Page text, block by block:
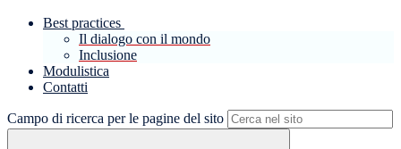
Best practices
Il dialogo con il mondo
Inclusione
Modulistica
Contatti
Campo di ricerca per le pagine del sito